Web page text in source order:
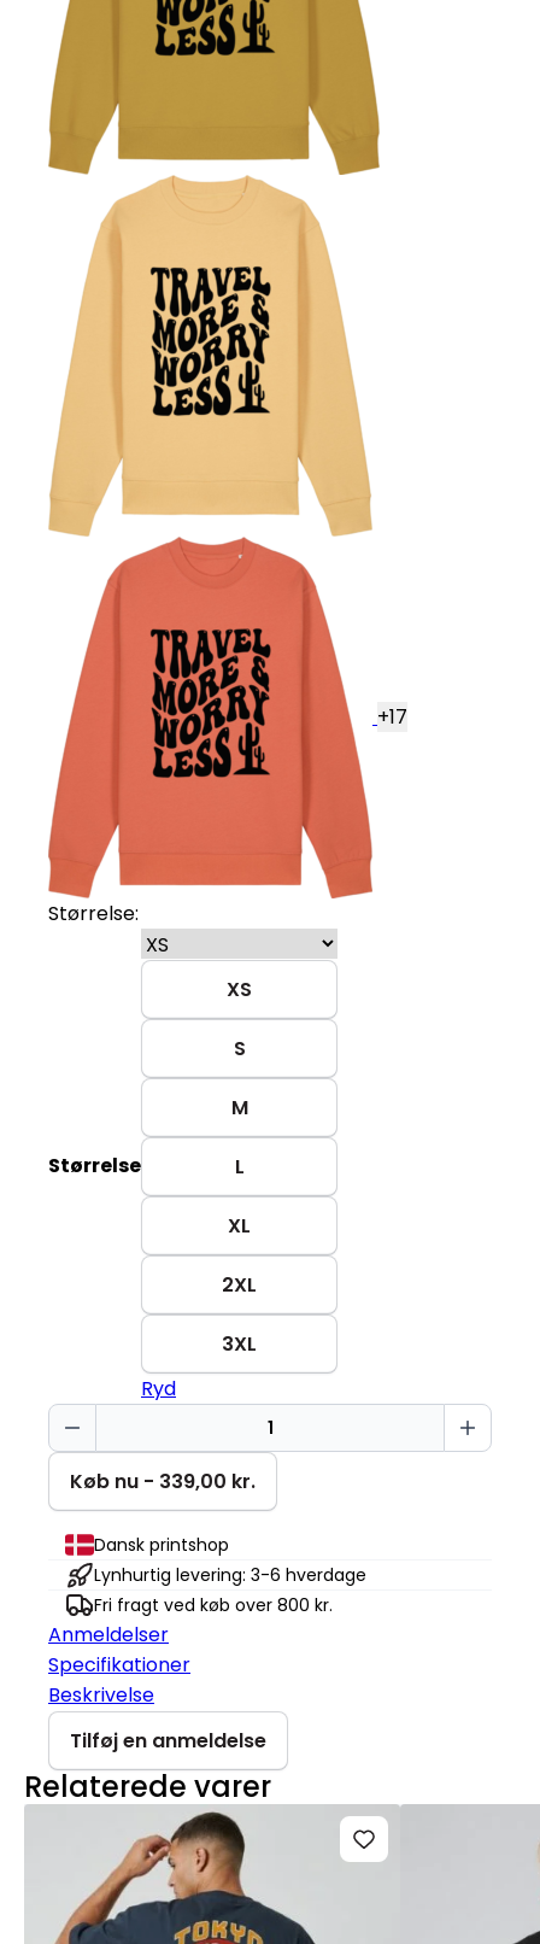
+17
Størrelse:
Størrelse
XS
S
M
L
XL
2XL
3XL
Ryd
Rejs
mere
Changer
2.0
antal
Køb nu - 339,00 kr.
Dansk printshop
Lynhurtig levering: 3-6 hverdage
Fri fragt ved køb over 800 kr.
Anmeldelser
Specifikationer
Beskrivelse
Tilføj en anmeldelse
Relaterede varer